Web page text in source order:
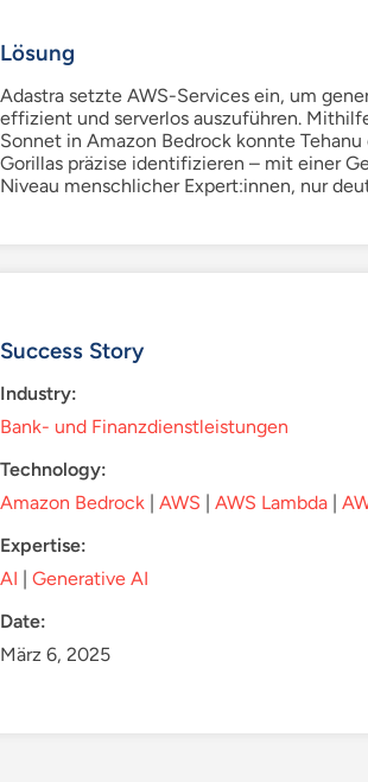
Lösung
Adastra setzte AWS-Services ein, um
effizient und serverlos auszuführen.
Sonnet in Amazon Bedrock konnte
Gorillas präzise identifizieren – mit einer
Niveau menschlicher Expert:innen, nur
Success Story
Industry:
Bank- und Finanzdienstleistungen
Technology:
Amazon Bedrock| AWS | AWS Lambda|
Expertise:
AI | Generative AI
Date:
März 6, 2025